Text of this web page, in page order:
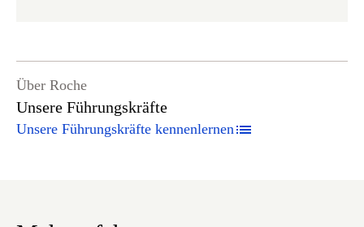
Über Roche
Unsere Führungskräfte
Unsere Führungskräfte kennenlernen